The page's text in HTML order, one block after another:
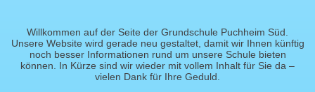
Willkommen auf der Seite der Grundschule Puchheim Süd.
Unsere Website wird gerade neu gestaltet, damit wir Ihnen künftig
noch besser Informationen rund um unsere Schule bieten
können. In Kürze sind wir wieder mit vollem Inhalt für Sie da –
vielen Dank für Ihre Geduld.